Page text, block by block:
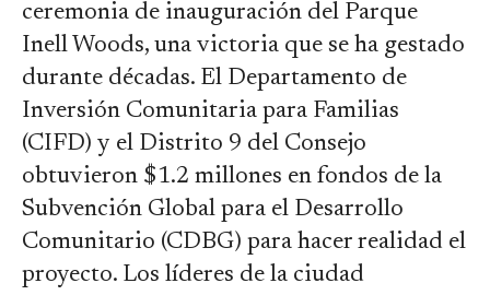
ceremonia de inauguración del Parque
Inell Woods, una victoria que se ha gestado
durante décadas. El Departamento de
Inversión Comunitaria para Familias
(CIFD) y el Distrito 9 del Consejo
obtuvieron $1.2 millones en fondos de la
Subvención Global para el Desarrollo
Comunitario (CDBG) para hacer realidad el
proyecto. Los líderes de la ciudad